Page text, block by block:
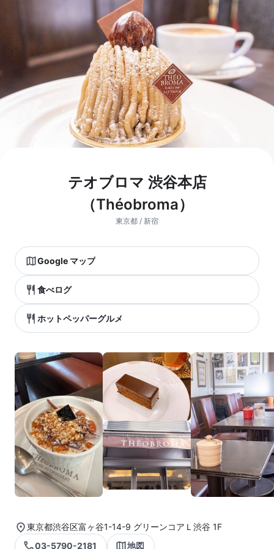
テオブロマ 渋谷本店
（Théobroma）
東京都 / 新宿
Google マップ
食べログ
ホットペッパーグルメ
東京都渋谷区富ヶ谷1-14-9 グリーンコアＬ渋谷 1F
03-5790-2181
地図